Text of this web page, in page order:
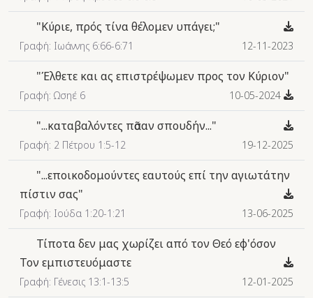
"Κύριε, πρός τίνα θέλομεν υπάγει;"
Γραφή: Ιωάννης 6:66-6:71 12-11-2023
"Έλθετε και ας επιστρέψωμεν προς τον Κύριον"
Γραφή: Ωσηέ 6 10-05-2024
"...καταβαλόντες πᾶσαν σπουδήν..."
Γραφή: 2 Πέτρου 1:5-12 19-12-2025
"...εποικοδομούντες εαυτούς επί την αγιωτάτην
πίστιν σας"
Γραφή: Ιούδα 1:20-1:21 13-06-2025
Τίποτα δεν μας χωρίζει από τον Θεό εφ'όσον
Τον εμπιστευόμαστε
Γραφή: Γένεσις 13:1-13:5 12-01-2025